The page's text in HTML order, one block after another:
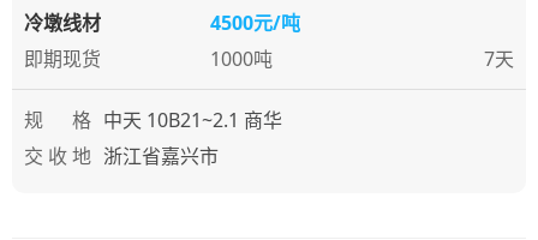
冷墩线材
4500元/吨
即期现货
1000吨 7天
规 格 中天 10B21~2.1 商华
交 收 地 浙江省嘉兴市